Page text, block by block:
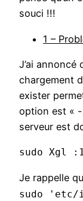
souci !!!
1 –
J’ai annoncé
chargement
exister
option est «
serveur est
sudo Xgl
Je rappelle
sudo 'etc/